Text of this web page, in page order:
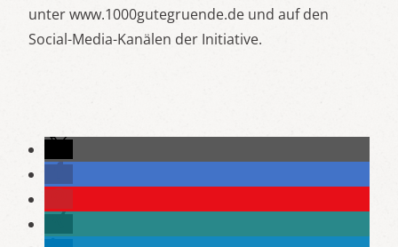
unter www.1000gutegruende.de und auf den
Social-Media-Kanälen der Initiative.